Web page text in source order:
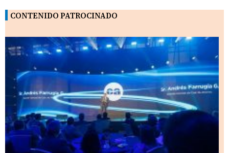
CONTENIDO PATROCINADO